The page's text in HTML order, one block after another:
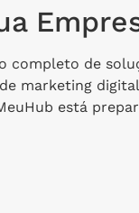
completo de
marketing digital
está